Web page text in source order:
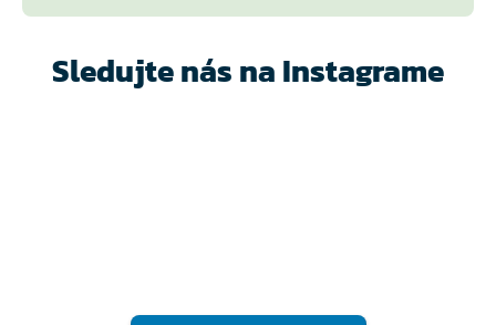
Sledujte nás na Instagrame